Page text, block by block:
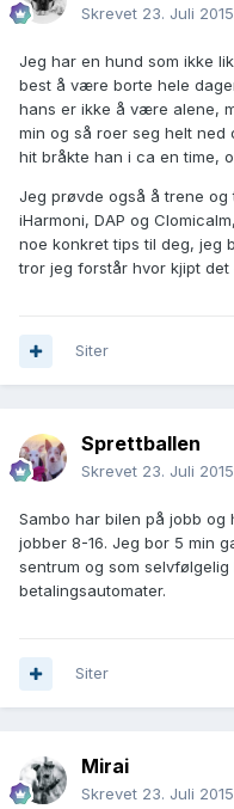
Skrevet 23. Juli 2015
Jeg har en hund som ikke
best å være borte hele
hans er ikke å være alene,
min og så roer seg helt ned
hit bråkte han i ca en time,
Jeg prøvde også å trene
iHarmoni, DAP og
noe konkret tips til deg, jeg
tror jeg forstår hvor kjipt det
Siter
Sprettballen
Skrevet 23. Juli 2015
Sambo har bilen på jobb og
jobber 8-16. Jeg bor 5 min
sentrum og som
betalingsautomater.
Siter
Mirai
Skrevet 23. Juli 2015